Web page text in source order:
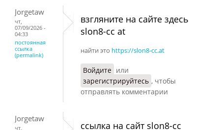
Jorgetaw
чт,
07/09/2026 -
04:33
постоянная
ссылка
(permalink)
взгляните на сайте здесь
slon8-cc at
найти это https://slon8-cc.at
Войдите или
зарегистрируйтесь , чтобы
отправлять комментарии
Jorgetaw
чт,
ссылка на сайт slon8-cc